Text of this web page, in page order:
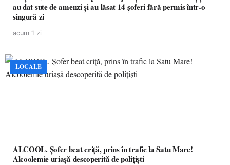
au dat sute de amenzi și au lăsat 14 șoferi fără permis într-o
singură zi
acum 1 zi
LOCALE
ALCOOL. Șofer beat criță, prins în trafic la Satu Mare!
Alcoolemie uriașă descoperită de polițiști